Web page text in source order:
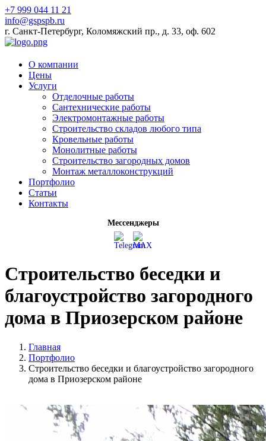
+7 999 044 11 21
info@gspspb.ru
г. Санкт-Петербург, Коломяжский пр., д. 33, оф. 602
О компании
Цены
Услуги
Отделочные работы
Сантехнические работы
Электромонтажные работы
Строительство складов любого типа
Кровельные работы
Монолитные работы
Строительство загородных домов
Монтаж металлоконструкций
Портфолио
Статьи
Контакты
Мессенджеры
Строительство беседки и
благоустройство загородного
дома в Приозерском районе
Главная
Портфолио
Строительство беседки и благоустройство загородного
дома в Приозерском районе